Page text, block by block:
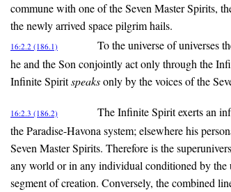
commune with one of the Seven Master Spirits,
the newly arrived space pilgrim hails.
16:2.2 (186.1)
To the universe of universes
he and the Son conjointly act only through the
Infinite Spiritspeaksonly by the voices of the
16:2.3 (186.2) The Infinite Spirit exerts an
the Paradise-Havona system; elsewhere his
Seven Master Spirits. Therefore is the
any world or in any individual conditioned by
segment of creation. Conversely, the combined